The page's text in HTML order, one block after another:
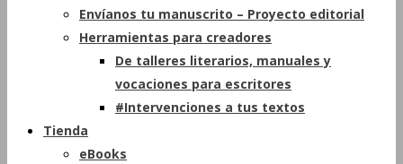
Envíanos tu manuscrito – Proyecto editorial
Herramientas para creadores
De talleres literarios, manuales y
vocaciones para escritores
#Intervenciones a tus textos
Tienda
eBooks